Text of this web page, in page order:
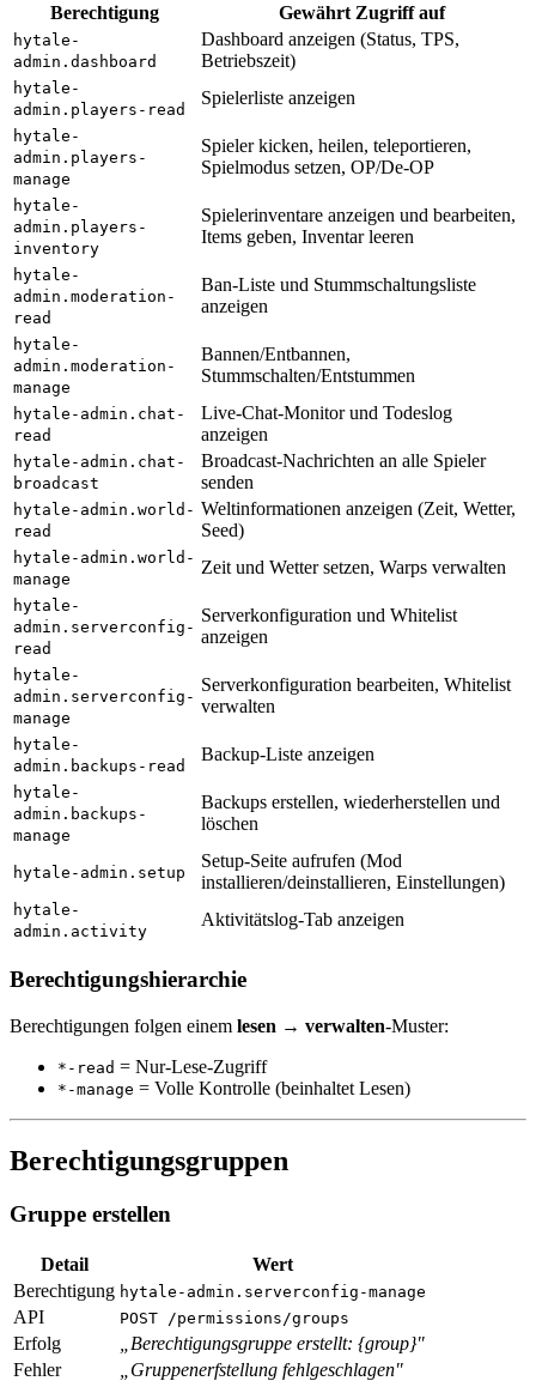
Berechtigung Gewährt Zugriff auf
hytale-
admin.dashboard
Dashboard anzeigen (Status, TPS,
Betriebszeit)
hytale-
admin.players-read
Spielerliste anzeigen
hytale-
admin.players-
manage
Spieler kicken, heilen, teleportieren,
Spielmodus setzen, OP/De-OP
hytale-
admin.players-
inventory
Spielerinventare anzeigen und bearbeiten,
Items geben, Inventar leeren
hytale-
admin.moderation-
read
Ban-Liste und Stummschaltungsliste
anzeigen
hytale-
admin.moderation-
manage
Bannen/Entbannen,
Stummschalten/Entstummen
hytale-admin.chat-
read
Live-Chat-Monitor und Todeslog
anzeigen
hytale-admin.chat-
broadcast
Broadcast-Nachrichten an alle Spieler
senden
hytale-admin.world-
read
Weltinformationen anzeigen (Zeit, Wetter,
Seed)
hytale-admin.world-
manage
Zeit und Wetter setzen, Warps verwalten
hytale-
admin.serverconfig-
read
Serverkonfiguration und Whitelist
anzeigen
hytale-
admin.serverconfig-
manage
Serverkonfiguration bearbeiten, Whitelist
verwalten
hytale-
admin.backups-read
Backup-Liste anzeigen
hytale-
admin.backups-
manage
Backups erstellen, wiederherstellen und
löschen
hytale-admin.setup
Setup-Seite aufrufen (Mod
installieren/deinstallieren, Einstellungen)
hytale-
admin.activity
Aktivitätslog-Tab anzeigen
Berechtigungshierarchie
Berechtigungen folgen einem lesen → verwalten-Muster:
*-read = Nur-Lese-Zugriff
*-manage = Volle Kontrolle (beinhaltet Lesen)
Berechtigungsgruppen
Gruppe erstellen
Detail
Wert
Berechtigung hytale-admin.serverconfig-manage
API POST /permissions/groups
Erfolg
„Berechtigungsgruppe erstellt: {group}"
Fehler
„Gruppenerfstellung fehlgeschlagen"